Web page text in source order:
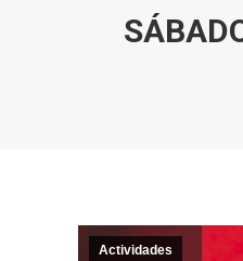
Actividades